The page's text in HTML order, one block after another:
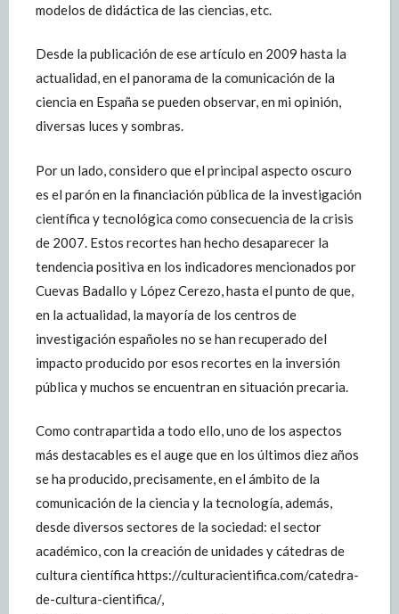
modelos de didáctica de las ciencias, etc.
Desde la publicación de ese artículo en 2009 hasta la
actualidad, en el panorama de la comunicación de la
ciencia en España se pueden observar, en mi opinión,
diversas luces y sombras.
Por un lado, considero que el principal aspecto oscuro
es el parón en la financiación pública de la investigación
científica y tecnológica como consecuencia de la crisis
de 2007. Estos recortes han hecho desaparecer la
tendencia positiva en los indicadores mencionados por
Cuevas Badallo y López Cerezo, hasta el punto de que,
en la actualidad, la mayoría de los centros de
investigación españoles no se han recuperado del
impacto producido por esos recortes en la inversión
pública y muchos se encuentran en situación precaria.
Como contrapartida a todo ello, uno de los aspectos
más destacables es el auge que en los últimos diez años
se ha producido, precisamente, en el ámbito de la
comunicación de la ciencia y la tecnología, además,
desde diversos sectores de la sociedad: el sector
académico, con la creación de unidades y cátedras de
cultura científica https://culturacientifica.com/catedra-
de-cultura-cientifica/,